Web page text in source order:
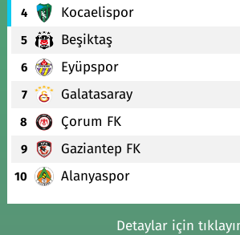
4 Kocaelispor
5 Beşiktaş
6 Eyüpspor
7 Galatasaray
8 Çorum FK
9 Gaziantep FK
10 Alanyaspor
Detaylar için